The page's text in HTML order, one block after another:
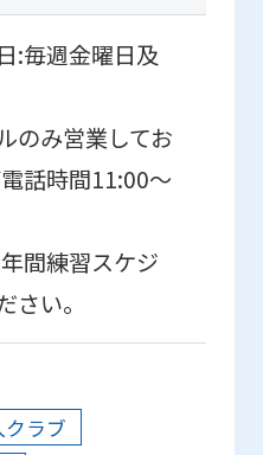
:毎週金曜日及
のみ営業してお
話時間11:00〜
間練習スケジ
さい。
ラブ